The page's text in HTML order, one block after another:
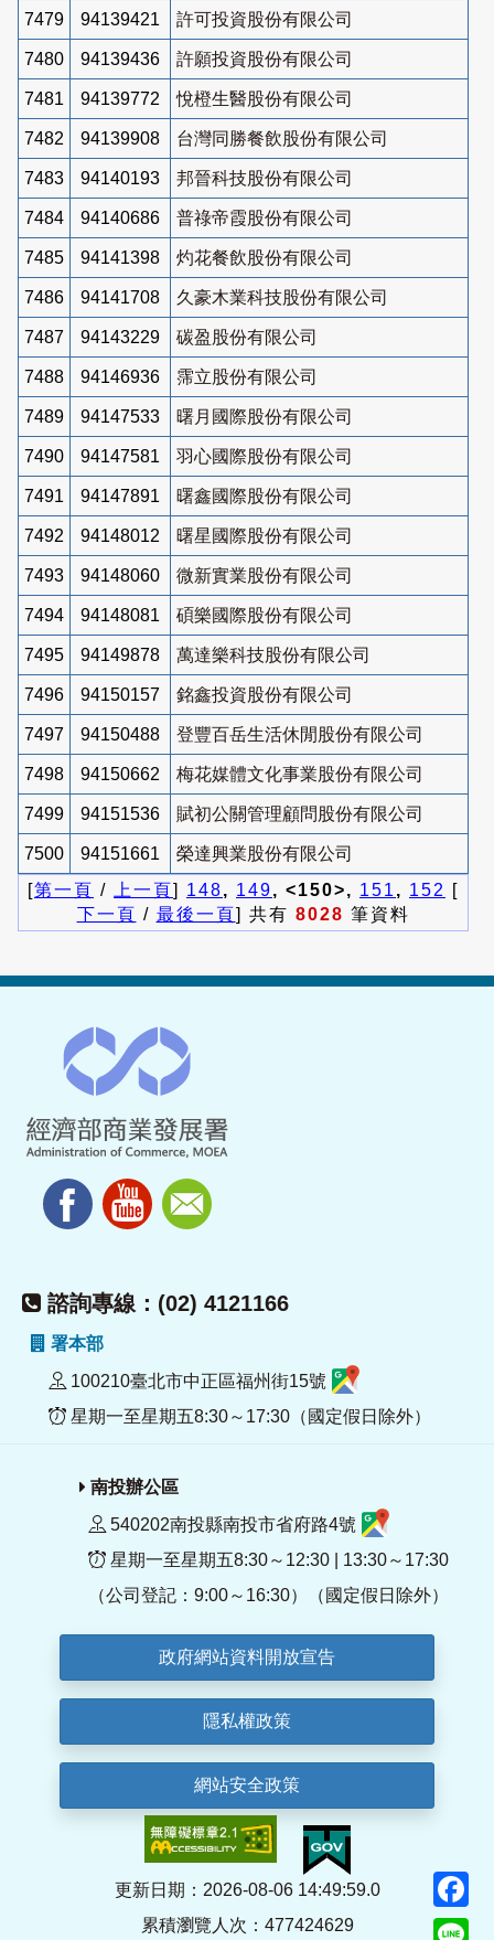
7479 94139421 許可投資股份有限公司
7480 94139436 許願投資股份有限公司
7481 94139772 悅橙生醫股份有限公司
7482 94139908 台灣同勝餐飲股份有限公司
7483 94140193 邦晉科技股份有限公司
7484 94140686 普祿帝霞股份有限公司
7485 94141398 灼花餐飲股份有限公司
7486 94141708 久豪木業科技股份有限公司
7487 94143229 碳盈股份有限公司
7488 94146936 霈立股份有限公司
7489 94147533 曙月國際股份有限公司
7490 94147581 羽心國際股份有限公司
7491 94147891 曙鑫國際股份有限公司
7492 94148012 曙星國際股份有限公司
7493 94148060 微新實業股份有限公司
7494 94148081 碩樂國際股份有限公司
7495 94149878 萬達樂科技股份有限公司
7496 94150157 銘鑫投資股份有限公司
7497 94150488 登豐百岳生活休閒股份有限公司
7498 94150662 梅花媒體文化事業股份有限公司
7499 94151536 賦初公關管理顧問股份有限公司
7500 94151661
榮達興業股份有限公司
[第一頁 / 上一頁] 148, 149, <150>, 151 , 152
[
下一頁 / 最後一頁] 共有 8028 筆資料
諮詢專線：(02) 4121166
署本部
100210臺北市中正區福州街15號
星期一至星期五8:30～17:30（國定假日除外）
南投辦公區
540202南投縣南投市省府路4號
星期一至星期五8:30～12:30 | 13:30～17:30
（公司登記：9:00～16:30）（國定假日除外）
政府網站資料開放宣告
隱私權政策
網站安全政策
更新日期：2026-08-06 14:49:59.0
累積瀏覽人次：477424629